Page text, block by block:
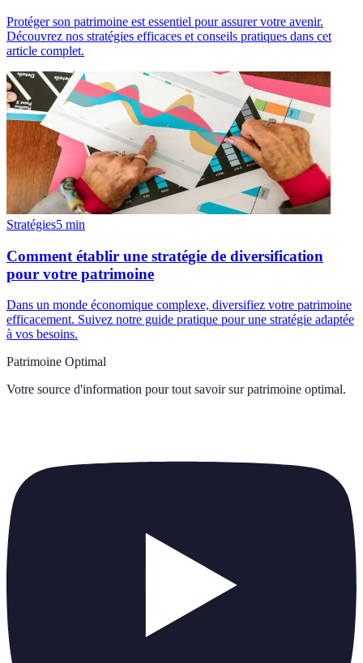
Protéger son patrimoine est essentiel pour assurer votre avenir.
Découvrez nos stratégies efficaces et conseils pratiques dans cet
article complet.
Stratégies5 min
Comment établir une stratégie de diversification
pour votre patrimoine
Dans un monde économique complexe, diversifiez votre patrimoine
efficacement. Suivez notre guide pratique pour une stratégie adaptée
à vos besoins.
Patrimoine Optimal
Votre source d'information pour tout savoir sur patrimoine optimal.